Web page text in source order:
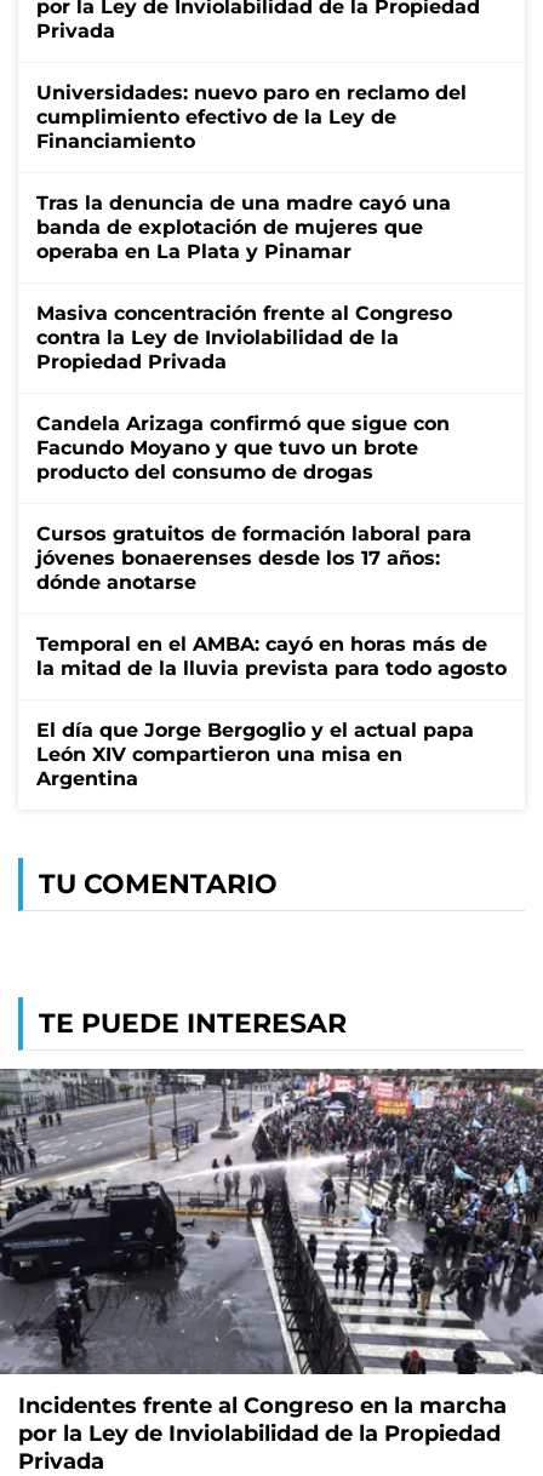
por la Ley de Inviolabilidad de la Propiedad
Privada
Universidades: nuevo paro en reclamo del
cumplimiento efectivo de la Ley de
Financiamiento
Tras la denuncia de una madre cayó una
banda de explotación de mujeres que
operaba en La Plata y Pinamar
Masiva concentración frente al Congreso
contra la Ley de Inviolabilidad de la
Propiedad Privada
Candela Arizaga confirmó que sigue con
Facundo Moyano y que tuvo un brote
producto del consumo de drogas
Cursos gratuitos de formación laboral para
jóvenes bonaerenses desde los 17 años:
dónde anotarse
Temporal en el AMBA: cayó en horas más de
la mitad de la lluvia prevista para todo agosto
El día que Jorge Bergoglio y el actual papa
León XIV compartieron una misa en
Argentina
TU COMENTARIO
TE PUEDE INTERESAR
Incidentes frente al Congreso en la marcha
por la Ley de Inviolabilidad de la Propiedad
Privada